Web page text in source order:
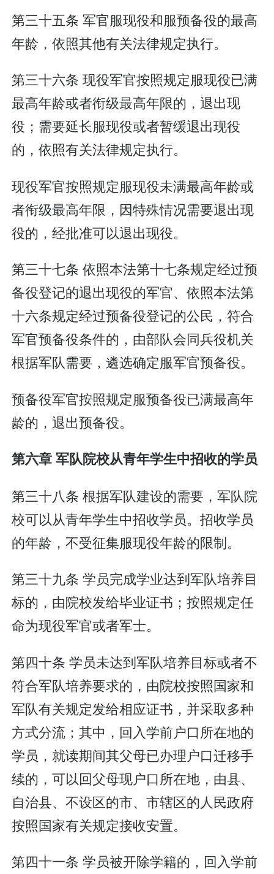
第三十五条 军官服现役和服预备役的最高
年龄，依照其他有关法律规定执行。
第三十六条 现役军官按照规定服现役已满
最高年龄或者衔级最高年限的，退出现
役；需要延长服现役或者暂缓退出现役
的，依照有关法律规定执行。
现役军官按照规定服现役未满最高年龄或
者衔级最高年限，因特殊情况需要退出现
役的，经批准可以退出现役。
第三十七条 依照本法第十七条规定经过预
备役登记的退出现役的军官、依照本法第
十六条规定经过预备役登记的公民，符合
军官预备役条件的，由部队会同兵役机关
根据军队需要，遴选确定服军官预备役。
预备役军官按照规定服预备役已满最高年
龄的，退出预备役。
第六章 军队院校从青年学生中招收的学员
第三十八条 根据军队建设的需要，军队院
校可以从青年学生中招收学员。招收学员
的年龄，不受征集服现役年龄的限制。
第三十九条 学员完成学业达到军队培养目
标的，由院校发给毕业证书；按照规定任
命为现役军官或者军士。
第四十条 学员未达到军队培养目标或者不
符合军队培养要求的，由院校按照国家和
军队有关规定发给相应证书，并采取多种
方式分流；其中，回入学前户口所在地的
学员，就读期间其父母已办理户口迁移手
续的，可以回父母现户口所在地，由县、
自治县、不设区的市、市辖区的人民政府
按照国家有关规定接收安置。
第四十一条 学员被开除学籍的，回入学前